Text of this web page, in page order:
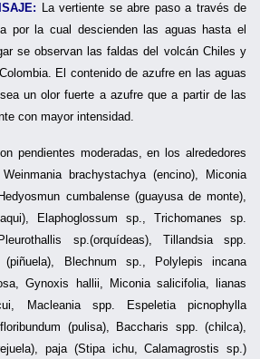
La vertiente se abre paso a través de
por la cual descienden las aguas hasta el
se observan las faldas del volcán Chiles y
El contenido de azufre en las aguas
un olor fuerte a azufre que a partir de las
con mayor intensidad.
pendientes moderadas, en los alrededores
brachystachya (encino), Miconia
cumbalense (guayusa de monte),
Elaphoglossum sp., Trichomanes sp.
sp.(orquídeas), Tillandsia spp.
Blechnum sp., Polylepis incana
Gynoxis hallii, Miconia salicifolia, lianas
Macleania spp. Espeletia picnophylla
(pulisa), Baccharis spp. (chilca),
paja (Stipa ichu, Calamagrostis sp.)